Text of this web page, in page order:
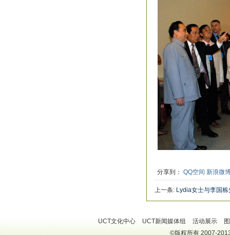
分享到： QQ空间 新浪微
上一条: Lydia女士与李国
UCT文化中心 UCT新闻媒体组 活动展示
©版权所有 2007-